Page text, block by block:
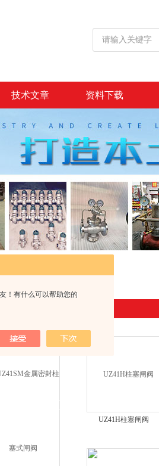
！有什么可以帮助您的
技术文章 资料下载
UZ41H柱塞闸阀